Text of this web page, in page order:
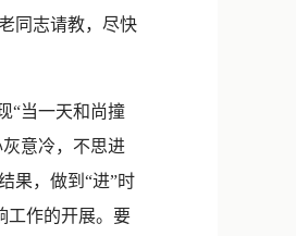
同志请教，尽快
“当一天和尚撞
意冷，不思进
果，做到“进”时
工作的开展。要